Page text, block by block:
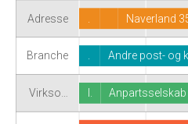
Adresse
Branche
Virkso…
Naverland
. Andre post- og
I. Anpartsselskab